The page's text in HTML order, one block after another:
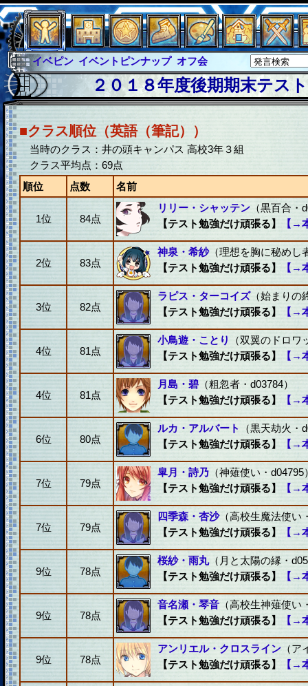
イベピン イベントピンナップ オフ会
グラシャ
グラシャ・ラボラス
グローバルジャスティス サイキックハーツ
サイキックハーツ大戦
シュラウド
ファイナル
アブソーバー
２０１８年度後期期末テス
■クラス順位（英語（筆記））
当時のクラス：井の頭キャンパス 高校3年３組
クラス平均点：69点
順位
点数 名前
1位 84点
リリー・シャッテン （黒百合・
【テスト勉強だけ頑張る】
【→
2位 83点
神泉・希紗（理想を胸に秘めし
【テスト勉強だけ頑張る】
【→
3位 82点
ラピス・ターコイズ（始まりの
【テスト勉強だけ頑張る】
【→
4位 81点
小鳥遊・ことり
（双翼のドロワ
【テスト勉強だけ頑張る】
【→
4位 81点
月島・碧 （粗忽者・d03784）
【テスト勉強だけ頑張る】
【→
6位 80点
ルカ・アルバート
（黒天劫火・
【テスト勉強だけ頑張る】
【→
7位 79点
皐月・詩乃 （神薙使い・d04795
【テスト勉強だけ頑張る】
【→
7位 79点
四季森・杏沙（高校生魔法使い
【テスト勉強だけ頑張る】
【→
9位 78点
桜紗・雨丸（月と太陽の縁・
【テスト勉強だけ頑張る】
【→
9位 78点
音名瀬・琴音 （高校生神薙使い
【テスト勉強だけ頑張る】
【→
9位 78点
アンリエル・クロスライン （
【テスト勉強だけ頑張る】
【→